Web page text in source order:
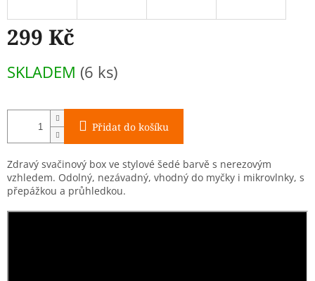
299 Kč
cena:
SKLADEM (6 ks)
Přidat do košíku
Zdravý svačinový box ve stylové šedé barvě s nerezovým
vzhledem. Odolný, nezávadný, vhodný do myčky i mikrovlnky, s
přepážkou a průhledkou.